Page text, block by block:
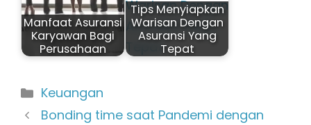
Manfaat Asuransi
Karyawan Bagi
Perusahaan
Tips Menyiapkan
Warisan Dengan
Asuransi Yang
Tepat
Kategori
Keuangan
Bonding time saat Pandemi dengan